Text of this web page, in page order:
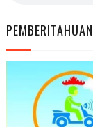
PEMBERITAHUAN